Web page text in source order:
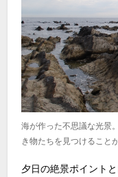
海が作った不思議な光景
き物たちを見つけること
夕日の絶景ポイント